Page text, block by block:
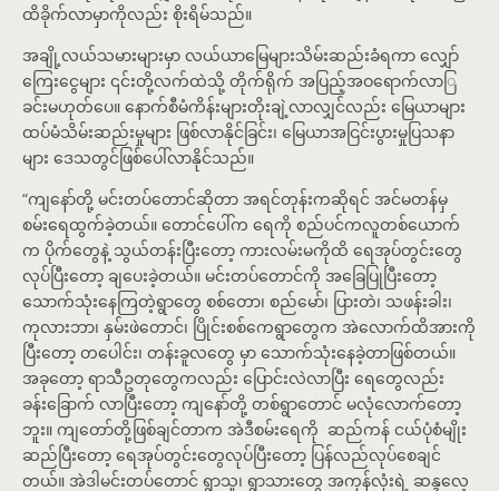
ထိခိုက်လာမှာကိုလည်း စိုးရိမ်သည်။
အချို့လယ်သမားများမှာ လယ်ယာမြေများသိမ်းဆည်းခံရကာ လျှော်
ကြေးငွေများ ၎င်းတို့လက်ထဲသို့ တိုက်ရိုက် အပြည့်အဝရောက်လာြ
ခင်းမဟုတ်ပေ။ နောက်စီမံကိန်းများတိုးချဲ့လာလျှင်လည်း မြေယာများ
ထပ်မံသိမ်းဆည်းမှုများ ဖြစ်လာနိုင်ခြင်း၊ မြေယာအငြင်းပွားမှုပြသနာ
များ ဒေသတွင်ဖြစ်ပေါ်လာနိုင်သည်။
“ကျနော်တို့ မင်းတပ်တောင်ဆိုတာ အရင်တုန်းကဆိုရင် အင်မတန်မှ
စမ်းရေထွက်ခဲ့တယ်။ တောင်ပေါ်က ရေကို စည်ပင်ကလူတစ်ယောက်
က ပိုက်တွေနဲ့ သွယ်တန်းပြီးတော့ ကားလမ်းမကိုထိ ရေအုပ်တွင်းတွေ
လုပ်ပြီးတော့ ချပေးခဲ့တယ်။ မင်းတပ်တောင်ကို အခြေပြုပြီးတော့
သောက်သုံးနေကြတဲ့ရွာတွေ စစ်တော၊ စည်မော်၊ ပြားတဲ၊ သဖန်းခါး၊
ကုလားဘာ၊ နှမ်းဖဲတောင်၊ ပြိုင်းစစ်ကေရွာတွေက အဲလောက်ထိအားကို
ပြီးတော့ တပေါင်း၊ တန်းခူလတွေ မှာ သောက်သုံးနေခဲ့တာဖြစ်တယ်။
အခုတော့ ရာသီဥတုတွေကလည်း ပြောင်းလဲလာပြီး ရေတွေလည်း
ခန်းခြောက် လာပြီးတော့ ကျနော်တို့ တစ်ရွာတောင် မလုံလောက်တော့
ဘူး။ ကျတော်တို့ဖြစ်ချင်တာက အဲဒီစမ်းရေကို ဆည်ကန် ငယ်ပုံစံမျိုး
ဆည်ပြီးတော့ ရေအုပ်တွင်းတွေလုပ်ပြီးတော့ ပြန်လည်လုပ်စေချင်
တယ်။ အဲဒါမင်းတပ်တောင် ရွာသူ၊ ရွာသားတွေ အကုန်လုံးရဲ့ ဆန္ဒလေ့